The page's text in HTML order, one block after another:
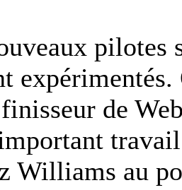
pilotes
de
Williams au